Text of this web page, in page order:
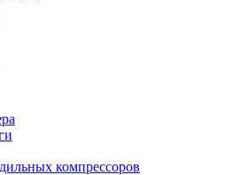
компрессоров